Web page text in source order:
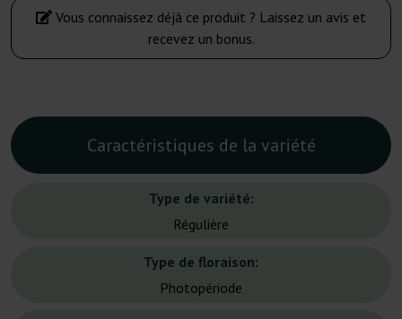
Vous connaissez déjà ce produit ? Laissez un avis et
recevez un bonus.
Caractéristiques de la variété
Type de variété:
Régulière
Type de floraison:
Photopériode